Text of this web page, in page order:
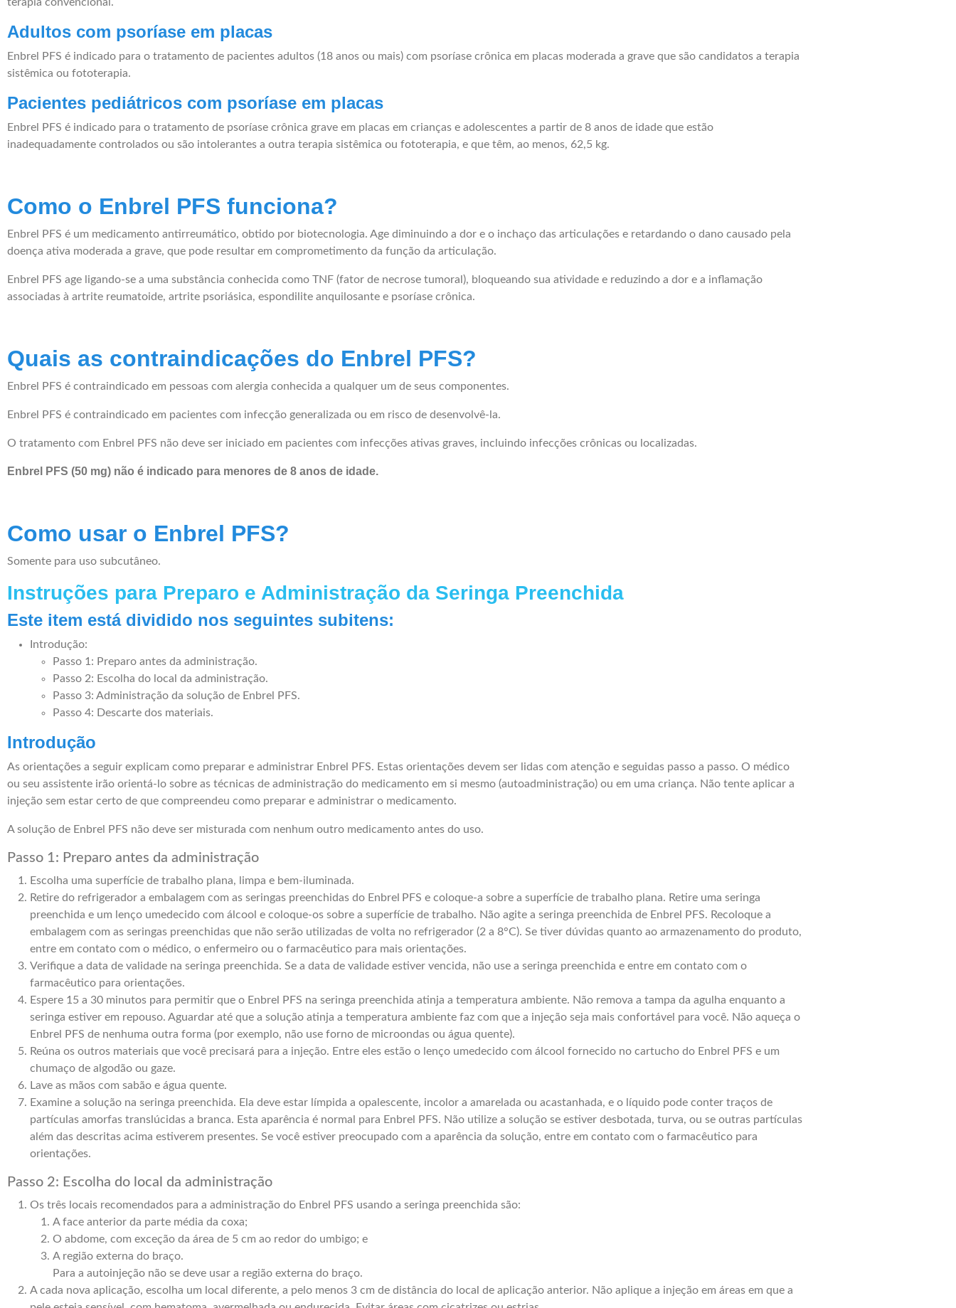
Adultos com psoríase em placas
Enbrel PFS é indicado para o tratamento de pacientes adultos (18 anos ou mais) com psoríase crônica em placas moderada a grave que são candidatos a terapia
sistêmica ou fototerapia.
Pacientes pediátricos com psoríase em placas
Enbrel PFS é indicado para o tratamento de psoríase crônica grave em placas em crianças e adolescentes a partir de 8 anos de idade que estão
inadequadamente controlados ou são intolerantes a outra terapia sistêmica ou fototerapia, e que têm, ao menos, 62,5 kg.
Como o Enbrel PFS funciona?
Enbrel PFS é um medicamento antirreumático, obtido por biotecnologia. Age diminuindo a dor e o inchaço das articulações e retardando o dano causado pela
doença ativa moderada a grave, que pode resultar em comprometimento da função da articulação.
Enbrel PFS age ligando-se a uma substância conhecida como TNF (fator de necrose tumoral), bloqueando sua atividade e reduzindo a dor e a inflamação
associadas à artrite reumatoide, artrite psoriásica, espondilite anquilosante e psoríase crônica.
Quais as contraindicações do Enbrel PFS?
Enbrel PFS é contraindicado em pessoas com alergia conhecida a qualquer um de seus componentes.
Enbrel PFS é contraindicado em pacientes com infecção generalizada ou em risco de desenvolvê-la.
O tratamento com Enbrel PFS não deve ser iniciado em pacientes com infecções ativas graves, incluindo infecções crônicas ou localizadas.
Enbrel PFS (50 mg) não é indicado para menores de 8 anos de idade.
Como usar o Enbrel PFS?
Somente para uso subcutâneo.
Instruções para Preparo e Administração da Seringa Preenchida
Este item está dividido nos seguintes subitens:
Introdução:
Passo 1: Preparo antes da administração.
Passo 2: Escolha do local da administração.
Passo 3: Administração da solução de Enbrel PFS.
Passo 4: Descarte dos materiais.
Introdução
As orientações a seguir explicam como preparar e administrar Enbrel PFS. Estas orientações devem ser lidas com atenção e seguidas passo a passo. O médico
ou seu assistente irão orientá-lo sobre as técnicas de administração do medicamento em si mesmo (autoadministração) ou em uma criança. Não tente aplicar a
injeção sem estar certo de que compreendeu como preparar e administrar o medicamento.
A solução de Enbrel PFS não deve ser misturada com nenhum outro medicamento antes do uso.
Passo 1: Preparo antes da administração
Escolha uma superfície de trabalho plana, limpa e bem-iluminada.
Retire do refrigerador a embalagem com as seringas preenchidas do Enbrel
PFS e coloque-a sobre a superfície de trabalho plana. Retire uma seringa
preenchida e um lenço umedecido com álcool e coloque-os sobre a superfície de trabalho. Não agite a seringa preenchida de Enbrel PFS. Recoloque a
embalagem com as seringas preenchidas que não serão utilizadas de volta no refrigerador (2 a 8°C). Se tiver dúvidas quanto ao armazenamento do produto,
entre em contato com o médico, o enfermeiro ou o farmacêutico para mais orientações.
Verifique a data de validade na seringa preenchida. Se a data de validade estiver vencida, não use a seringa preenchida e entre em contato com o
farmacêutico para orientações.
Espere 15 a 30 minutos para permitir que o Enbrel PFS na seringa preenchida atinja a temperatura ambiente. Não remova a tampa da agulha enquanto a
seringa estiver em repouso. Aguardar até que a solução atinja a temperatura ambiente faz com que a injeção seja mais confortável para você. Não aqueça o
Enbrel PFS de nenhuma outra forma (por exemplo, não use forno de microondas ou água quente).
Reúna os outros materiais que você precisará para a injeção. Entre eles estão o lenço umedecido com álcool fornecido no cartucho do Enbrel PFS e um
chumaço de algodão ou gaze.
Lave as mãos com sabão e água quente.
Examine a solução na seringa preenchida. Ela deve estar límpida a opalescente, incolor a amarelada ou acastanhada, e o líquido pode conter traços de
partículas amorfas translúcidas a branca. Esta aparência é normal para Enbrel PFS. Não utilize a solução se estiver desbotada, turva, ou se outras partículas
além das descritas acima estiverem presentes. Se você estiver preocupado com a aparência da solução, entre em contato com o farmacêutico para
orientações.
Passo 2: Escolha do local da administração
Os três locais recomendados para a administração do Enbrel PFS usando a seringa preenchida são:
A face anterior da parte média da coxa;
O abdome, com exceção da área de 5 cm ao redor do umbigo; e
A região externa do braço.
Para a autoinjeção não se deve usar a região externa do braço.
A cada nova aplicação, escolha um local diferente, a pelo menos 3 cm de distância do local de aplicação anterior. Não aplique a injeção em áreas em que a